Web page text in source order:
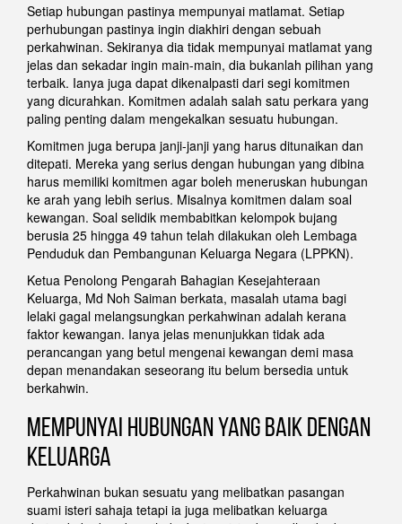
Setiap hubungan pastinya mempunyai matlamat. Setiap
perhubungan pastinya ingin diakhiri dengan sebuah
perkahwinan. Sekiranya dia tidak mempunyai matlamat yang
jelas dan sekadar ingin main-main, dia bukanlah pilihan yang
terbaik. Ianya juga dapat dikenalpasti dari segi komitmen
yang dicurahkan. Komitmen adalah salah satu perkara yang
paling penting dalam mengekalkan sesuatu hubungan.
Komitmen juga berupa janji-janji yang harus ditunaikan dan
ditepati. Mereka yang serius dengan hubungan yang dibina
harus memiliki komitmen agar boleh meneruskan hubungan
ke arah yang lebih serius. Misalnya komitmen dalam soal
kewangan. Soal selidik membabitkan kelompok bujang
berusia 25 hingga 49 tahun telah dilakukan oleh Lembaga
Penduduk dan Pembangunan Keluarga Negara (LPPKN).
Ketua Penolong Pengarah Bahagian Kesejahteraan
Keluarga, Md Noh Saiman berkata, masalah utama bagi
lelaki gagal melangsungkan perkahwinan adalah kerana
faktor kewangan. Ianya jelas menunjukkan tidak ada
perancangan yang betul mengenai kewangan demi masa
depan menandakan seseorang itu belum bersedia untuk
berkahwin.
Mempunyai hubungan yang baik dengan
keluarga
Perkahwinan bukan sesuatu yang melibatkan pasangan
suami isteri sahaja tetapi ia juga melibatkan keluarga